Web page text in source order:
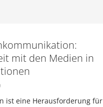
United-Fall für das
mit den Medien in
ist eine Herausforderung für